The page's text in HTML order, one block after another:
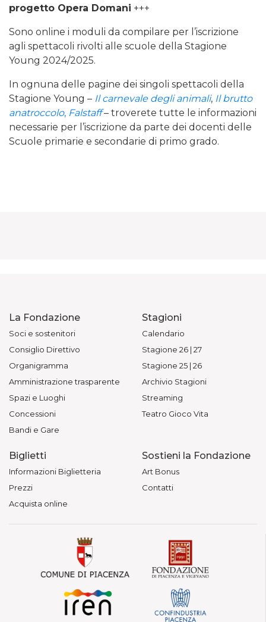
progetto Opera Domani +++
Sono online i moduli da compilare per l’iscrizione
agli spettacoli rivolti alle scuole della Stagione
Young 2024/2025.
In ognuna delle pagine dei singoli spettacoli della
Stagione Young – Il carnevale degli animali, Il brutto
anatroccolo, Falstaff– troverete tutte le informazioni
necessarie per l’iscrizione da parte dei docenti delle
Scuole primarie e secondarie di primo grado.
La Fondazione
Soci e sostenitori
Consiglio Direttivo
Organigramma
Amministrazione trasparente
Spazi e Luoghi
Concessioni
Bandi e Gare
Stagioni
Calendario
Stagione 26 | 27
Stagione 25 | 26
Archivio Stagioni
Streaming
Teatro Gioco Vita
Biglietti
Informazioni Biglietteria
Prezzi
Acquista online
Sostieni la Fondazione
Art Bonus
Contatti